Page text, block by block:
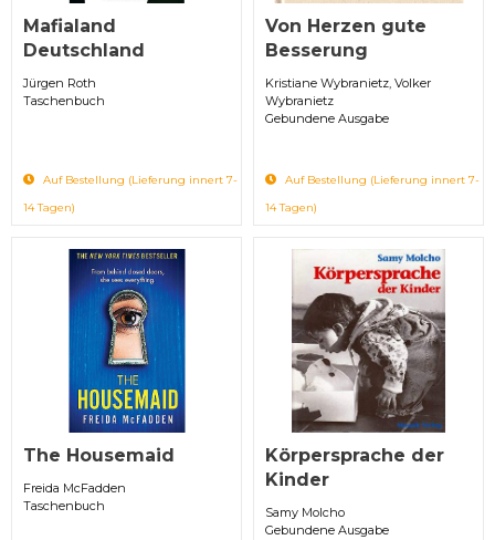
Mafialand
Deutschland
Jürgen Roth
Taschenbuch
Auf Bestellung (Lieferung innert 7-
14 Tagen)
Von Herzen gute
Besserung
Kristiane Wybranietz, Volker
Wybranietz
Gebundene Ausgabe
Auf Bestellung (Lieferung innert 7-
14 Tagen)
The Housemaid
Freida McFadden
Taschenbuch
Körpersprache der
Kinder
Samy Molcho
Gebundene Ausgabe